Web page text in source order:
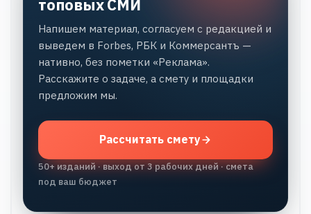
топовых СМИ
Напишем материал, согласуем с редакцией и
выведем в Forbes, РБК и Коммерсантъ —
нативно, без пометки «Реклама».
Расскажите о задаче, а смету и площадки
предложим мы.
Рассчитать смету
50+ изданий · выход от 3 рабочих дней · смета
под ваш бюджет